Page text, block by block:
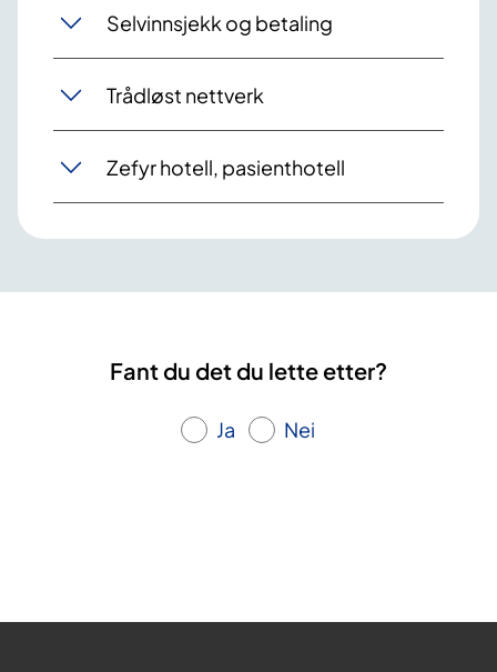
Selvinnsjekk og betaling
Trådløst nettverk
Zefyr hotell, pasienthotell
Fant du det du lette etter?
Ja Nei